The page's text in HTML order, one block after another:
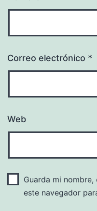
Correo electrónico *
Web
Guarda mi
este navegador